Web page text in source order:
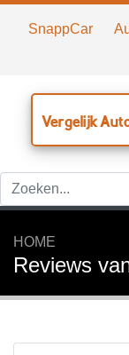
SnappCar
Vergelijk
HOME
Reviews